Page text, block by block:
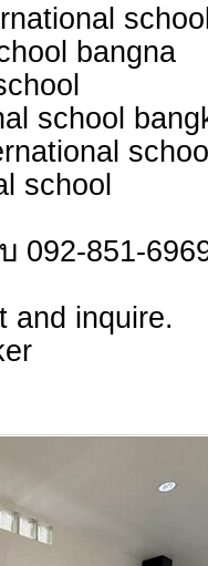
bangna
school
school
092-851-
and inquire.